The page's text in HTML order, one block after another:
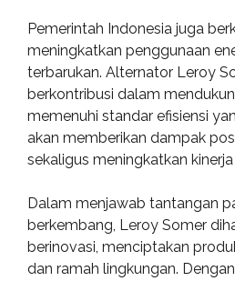
Pemerintah Indonesia juga
meningkatkan penggunaan
terbarukan. Alternator Leroy
berkontribusi dalam
memenuhi standar efisiensi
akan memberikan dampak
sekaligus meningkatkan
Dalam menjawab tantangan
berkembang, Leroy Somer
berinovasi, menciptakan
dan ramah lingkungan.